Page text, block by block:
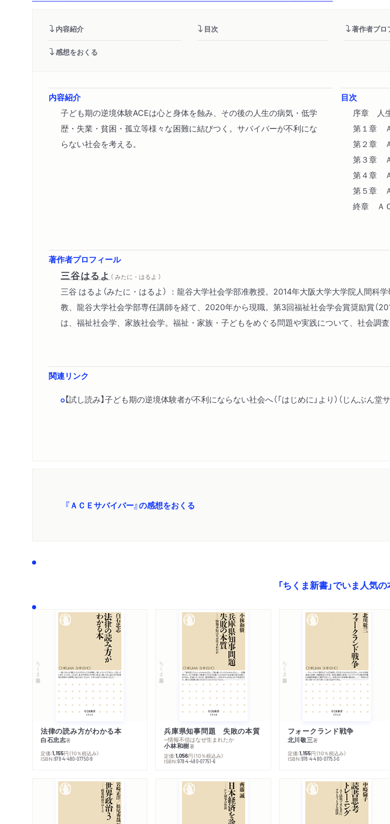
内容紹介 目次 著作者プロ
感想をおくる
内容紹介
子ども期の逆境体験ACEは心と身体を蝕み、その後の人生の病気・低学
歴・失業・貧困・孤立等様々な困難に結びつく。サバイバーが不利にな
らない社会を考える。
目次
序章 人
第１章
第２章
第３章
第４章
第５章
終章 Ａ
著作者プロフィール
三谷はるよ （ みたに・はるよ ）
三谷 はるよ（みたに・はるよ） ：龍谷大学社会学部准教授。2014年大阪大学大学院人間科
教、龍谷大学社会学部専任講師を経て、2020年から現職。第3回福祉社会学会賞奨励賞（
は、福祉社会学、家族社会学。福祉・家族・子どもをめぐる問題や実践について、社会調
関連リンク
【試し読み】子ども期の逆境体験者が不利にならない社会へ（「はじめに」より）（じんぶん堂サ
『ＡＣＥサバイバー』の感想をおくる
「ちくま新書」でいま人気
ちくま新書
法律の読み方がわかる本
白石忠志著
定価:1,155円 （10％税込み）
ISBN:978-4-480-07750-9
ちくま新書
兵庫県知事問題 失敗の本質
─情報不信はなぜ生まれたか
小林和樹著
定価:1,056円 （10％税込み）
ISBN:978-4-480-07751-6
ちくま新書
フォークランド戦争
北川敬三著
定価:1,155円 （10％税込み）
ISBN:978-4-480-07753-0